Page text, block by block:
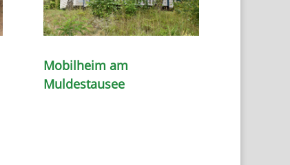
Mobilheim am
Muldestausee